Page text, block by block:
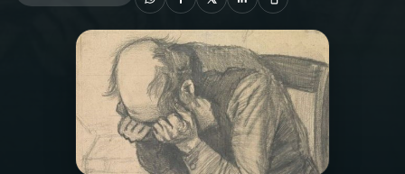
PROGRAMAÇÃO
PROGRAMAS
PODCASTS